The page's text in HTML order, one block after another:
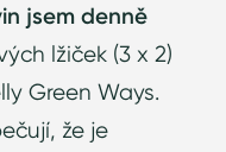
jsem denně
lžiček (3 x 2)
Green Ways.
že je